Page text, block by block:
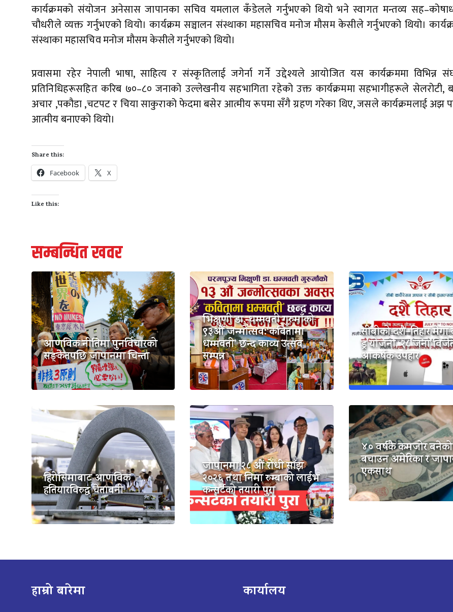
कार्यक्रमको संयोजन अनेसास जापानका सचिव यमलाल कँडेलले गर्नुभएको थियो भने स्वागत मन्तव्य
चौधरीले व्यक्त गर्नुभएको थियो। कार्यक्रम सञ्चालन संस्थाका महासचिव मनोज मौसम केसीले गर्नुभएको थियो।
संस्थाका महासचिव मनोज मौसम केसीले गर्नुभएको थियो।
प्रवासमा रहेर नेपाली भाषा, साहित्य र संस्कृतिलाई जगेर्ना गर्ने उद्देश्यले आयोजित यस कार्यक्रममा विभिन्न
प्रतिनिधिहरूसहित करिब ७०–८० जनाको उल्लेखनीय सहभागिता रहेको उक्त कार्यक्रममा सहभागीहरूले सेलरोटी,
अचार ,पकौडा ,चटपट र चिया साकुराको फेदमा बसेर आत्मीय रूपमा सँगै ग्रहण गरेका थिए, जसले कार्यक्रमलाई अझ
आत्मीय बनाएको थियो।
Share this:
Facebook X
Like this:
सम्बन्धित खवर
आणविक नीतिमा पुनर्विचारको
सङ्केतपछि जापानमा चिन्ता
भिक्षुणी डा. धम्मवती गुरुमाँको
९३औँ जन्मोत्सव:‘कवितामा
धम्मवती’ छन्द काव्य उत्सव
सम्पन्न
सीबीको दशैं-तिहार
ड्र योजना, २८ जना
आकर्षक उपहार
हिरोसिमाबाट आणविक
हतियारविरुद्ध चेतावनी
जापानमा २८ औं रोधी साँझ
२०२६ तथा निमा रुम्बाको लाईभ
कन्सर्टको तयारी पुरा
४० वर्षकै कमजोर
बचाउन अमेरिका र
एकसाथ
हाम्रो बारेमा कार्यालय